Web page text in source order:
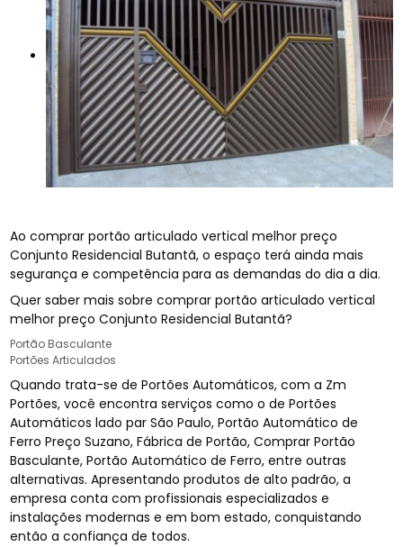
Ao comprar portão articulado vertical melhor preço
Conjunto Residencial Butantã, o espaço terá ainda mais
segurança e competência para as demandas do dia a dia.
Quer saber mais sobre comprar portão articulado vertical
melhor preço Conjunto Residencial Butantã?
Portão Basculante
Portões Articulados
Quando trata-se de Portões Automáticos, com a Zm
Portões, você encontra serviços como o de Portões
Automáticos lado par São Paulo, Portão Automático de
Ferro Preço Suzano, Fábrica de Portão, Comprar Portão
Basculante, Portão Automático de Ferro, entre outras
alternativas. Apresentando produtos de alto padrão, a
empresa conta com profissionais especializados e
instalações modernas e em bom estado, conquistando
então a confiança de todos.